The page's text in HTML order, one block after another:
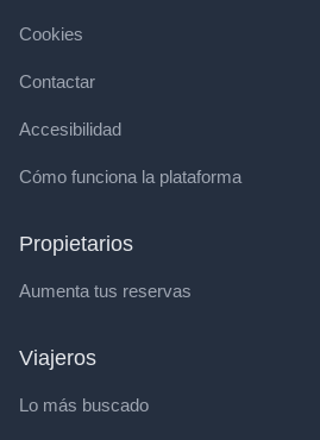
Cookies
Contactar
Accesibilidad
Cómo funciona la plataforma
Propietarios
Aumenta tus reservas
Viajeros
Lo más buscado